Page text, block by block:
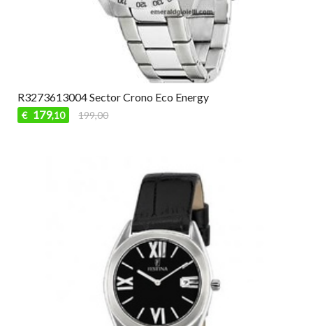
R3273613004 Sector Crono Eco Energy
€ 179,10 199,00